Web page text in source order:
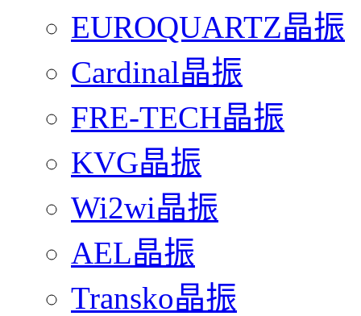
EUROQUARTZ晶振
Cardinal晶振
FRE-TECH晶振
KVG晶振
Wi2wi晶振
AEL晶振
Transko晶振